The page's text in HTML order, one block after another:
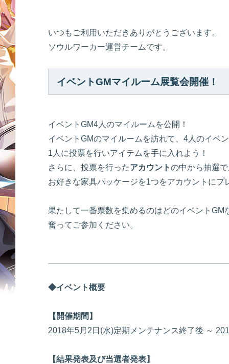
いつもご利用いただきありがとうございます。
ソウルワーカー運営チームです。
イベントGMマイルーム展覧会開催！
イベントGM4人のマイルームを公開！
イベントGMのマイルームを訪れて、4人のイベ
1人に投票を行いアイテムを手に入れよう！
さらに、投票を行ったアカウントの中から抽選
お好きな家具パッケージを1つをアカウントにプ
果たして一番票数を集めるのはどのイベントGM
奮ってご参加ください。
◆イベント概要
【開催期間】
2018年5月2日(水)定期メンテナンス終了後 ～
【結果発表及び当選者発表】